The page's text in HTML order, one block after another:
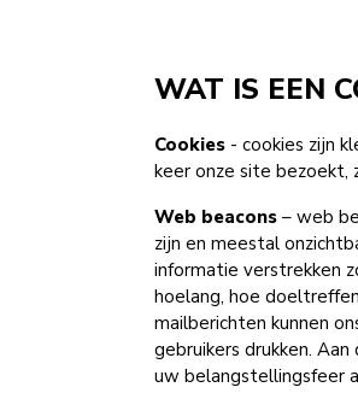
WAT IS EEN
Cookies - cookies zijn
keer onze site bezoekt,
Web beacons – web
zijn en meestal
informatie verstrekken
hoelang, hoe
mailberichten kunnen
gebruikers drukken.
uw belangstellingsfeer